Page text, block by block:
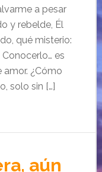
a pesar
y rebelde, Él
qué misterio:
Conocerlo… es
amor. ¿Cómo
solo sin […]
aún